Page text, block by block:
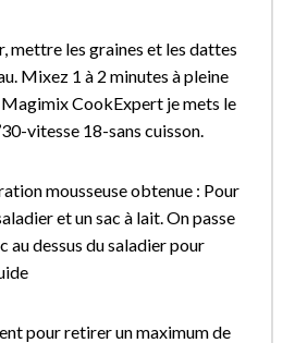
mettre les graines et les dattes
Mixez 1 à 2 minutes à pleine
Magimix CookExpert je mets le
vitesse 18-sans cuisson.
mousseuse obtenue : Pour
et un sac à lait. On passe
au dessus du saladier pour
pour retirer un maximum de